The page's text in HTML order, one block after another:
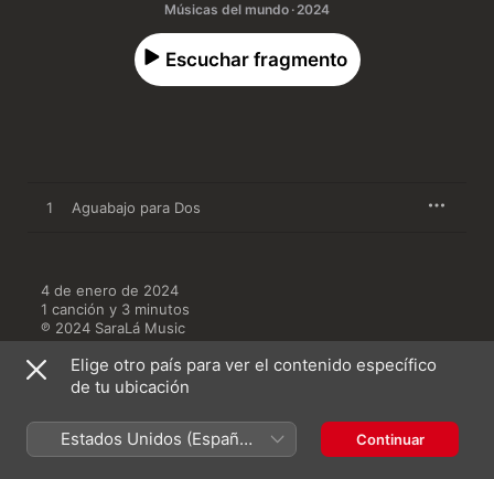
Músicas del mundo · 2024
Escuchar fragmento
1 Aguabajo para Dos
4 de enero de 2024
1 canción y 3 minutos
℗ 2024 SaraLá Music
Más de SaraLá
Elige otro país para ver el contenido específico
de tu ubicación
Estados Unidos (Español
México)
Continuar